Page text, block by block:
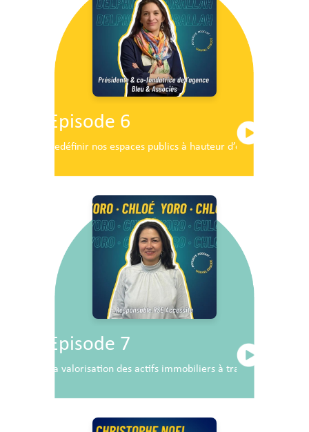
Episode 6
Redéfinir nos espaces publics à hauteur d’enfants
Episode 7
La valorisation des actifs immobiliers à travers la RSE